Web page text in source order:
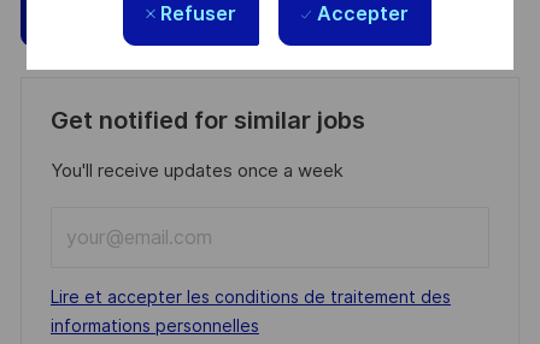
Refuser Accepter
Postulez maintenant Sauvegarder
Get notified for similar jobs
You'll receive updates once a week
Email
address
(Required)
Required
Lire et accepter les conditions de traitement des
informations personnelles